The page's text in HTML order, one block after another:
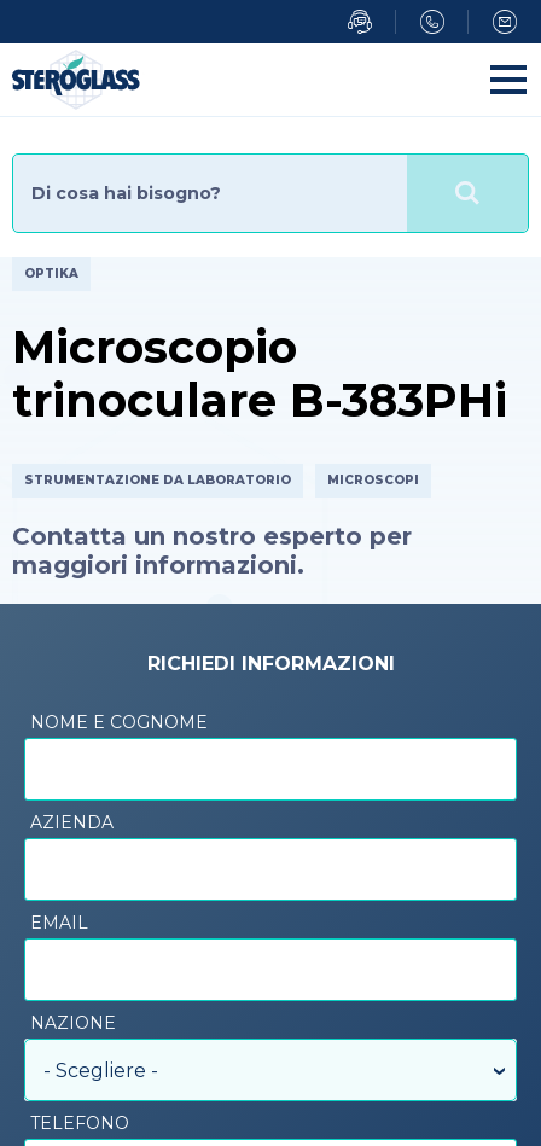
al
contenuto
principale
OPTIKA
Microscopio
trinoculare B-383PHi
STRUMENTAZIONE DA LABORATORIO MICROSCOPI
Contatta un nostro esperto per
maggiori informazioni.
RICHIEDI INFORMAZIONI
NOME E COGNOME
AZIENDA
EMAIL
NAZIONE
- Scegliere -
TELEFONO